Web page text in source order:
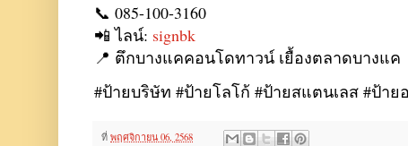
📞 085-100-3160
📲 ไลน์: signbk
📍 ตึกบางแคคอนโดทาวน์ เยื้องตลาดบางแค
#ป้ายบริษัท #ป้ายโลโก้ #ป้ายสแตนเลส #ป้าย
ที่ พฤศจิกายน 06, 2568